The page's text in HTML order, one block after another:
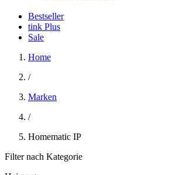
Bestseller
tink Plus
Sale
Home
/
Marken
/
Homematic IP
Filter nach Kategorie